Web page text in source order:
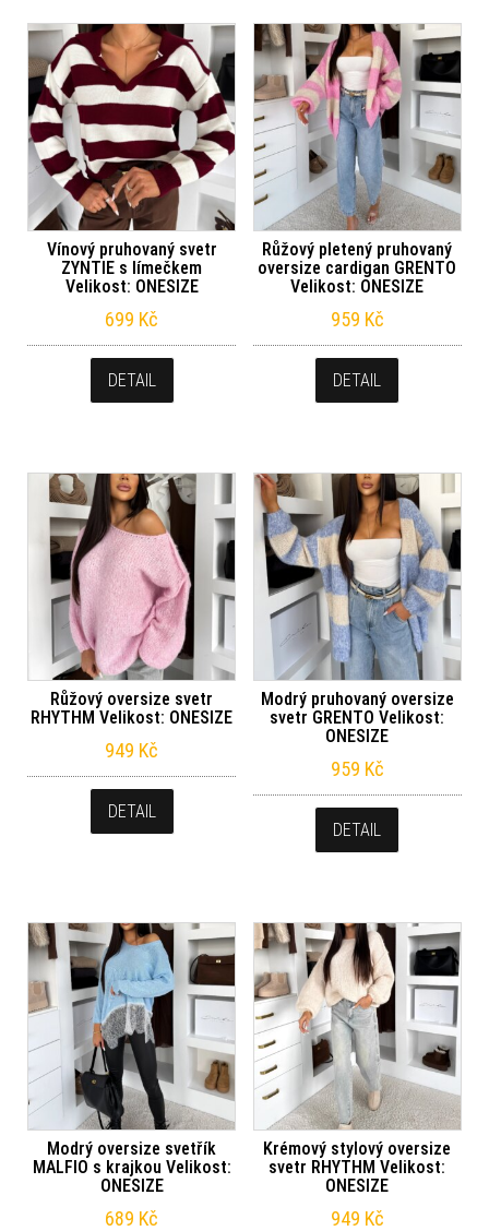
Vínový pruhovaný svetr
ZYNTIE s límečkem
Velikost: ONESIZE
699 Kč
DETAIL
Růžový pletený pruhovaný
oversize cardigan GRENTO
Velikost: ONESIZE
959 Kč
DETAIL
Růžový oversize svetr
RHYTHM Velikost: ONESIZE
949 Kč
DETAIL
Modrý pruhovaný oversize
svetr GRENTO Velikost:
ONESIZE
959 Kč
DETAIL
Modrý oversize svetřík
MALFIO s krajkou Velikost:
ONESIZE
689 Kč
Krémový stylový oversize
svetr RHYTHM Velikost:
ONESIZE
949 Kč